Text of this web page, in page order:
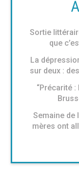
Sortie
que
La
sur deux :
“Précarité
Semaine de
mères ont